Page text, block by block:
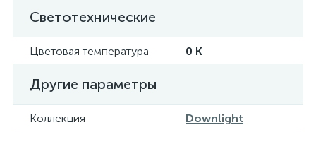
Светотехнические
Цветовая температура 0 K
Другие параметры
Коллекция Downlight